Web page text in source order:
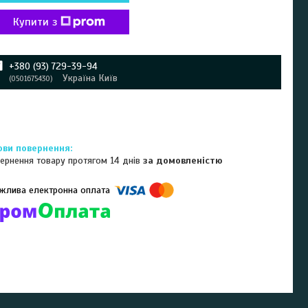
Купити з
+380 (93) 729-39-94
0501675430 Україна Київ
товару протягом 14 днівза домовленістю